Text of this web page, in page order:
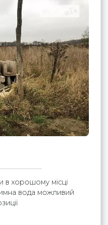
в хорошому місці
вода можливий